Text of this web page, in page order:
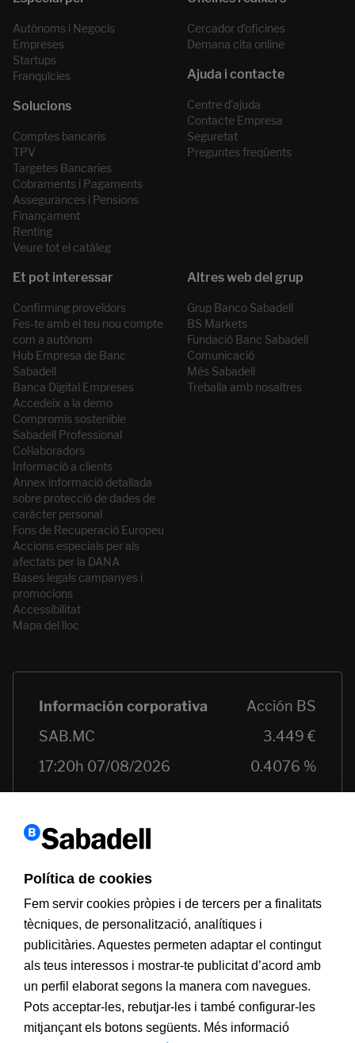
Autònoms i Negocis
Empreses
Startups
Franquícies
Comptes bancaris
TPV
Targetes Bancaries
Cobraments i Pagaments
Assegurances i Pensions
Finançament
Renting
Veure tot el catàleg
Cercador d’oficines
Demana cita online
Centre d'ajuda
Contacte Empresa
Seguretat
Preguntes freqüents
Confirming proveïdors
Fes-te amb el teu nou compte
com a autònom
Hub Empresa de Banc
Sabadell
Banca Digital Empreses
Accedeix a la demo
Compromís sostenible
Sabadell Professional
Col·laboradors
Informació a clients
Annex informació detallada
sobre protecció de dades de
caràcter personal
Fons de Recuperació Europeu
Accions especials per als
afectats per la DANA
Bases legals campanyes i
promocions
Accessibilitat
Mapa del lloc
Grup Banco Sabadell
BS Markets
Fundació Banc Sabadell
Comunicació
Més Sabadell
Treballa amb nosaltres
Informació a clients PSD2
MIFID
Documentació PRIIPS
Avís legalPolítica de cookies
Atenció al client
Política de cookies
Fem servir cookies pròpies i de tercers per a finalitats
tècniques, de personalització, analítiques i
publicitàries. Aquestes permeten adaptar el contingut
als teus interessos i mostrar-te publicitat d’acord amb
un perfil elaborat segons la manera com navegues.
Pots acceptar-les, rebutjar-les i també configurar-les
mitjançant els botons següents. Més informació